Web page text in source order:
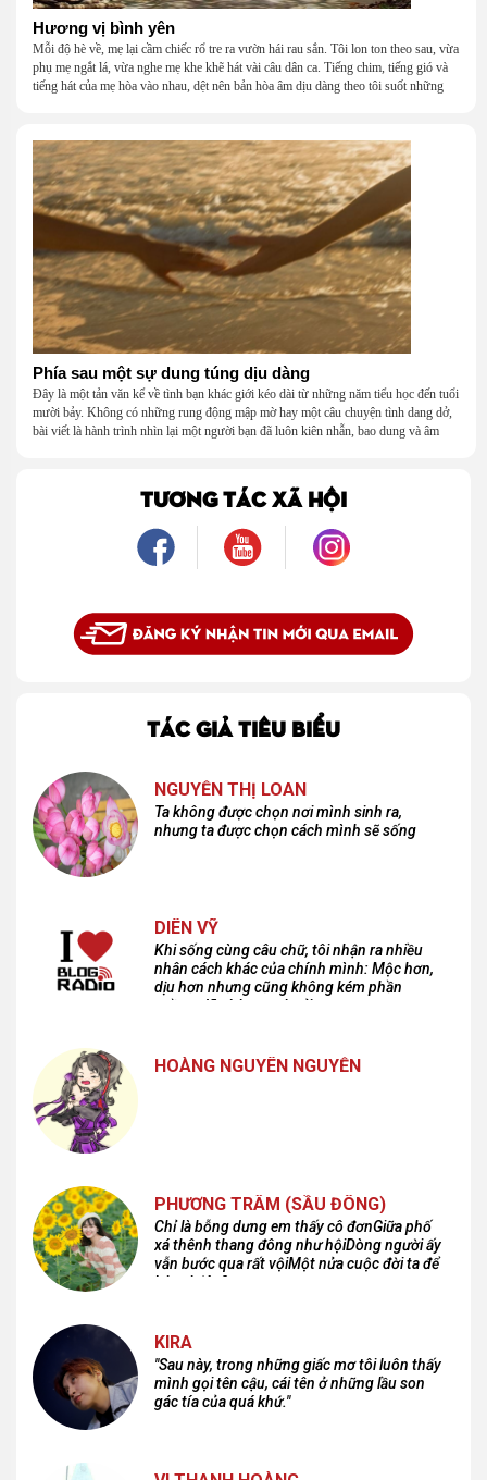
Hương vị bình yên
Mỗi độ hè về, mẹ lại cầm chiếc rổ tre ra vườn hái rau sắn. Tôi lon ton theo sau, vừa
phụ mẹ ngắt lá, vừa nghe mẹ khe khẽ hát vài câu dân ca. Tiếng chim, tiếng gió và
tiếng hát của mẹ hòa vào nhau, dệt nên bản hòa âm dịu dàng theo tôi suốt những
Phía sau một sự dung túng dịu dàng
Đây là một tản văn kể về tình bạn khác giới kéo dài từ những năm tiểu học đến tuổi
mười bảy. Không có những rung động mập mờ hay một câu chuyện tình dang dở,
bài viết là hành trình nhìn lại một người bạn đã luôn kiên nhẫn, bao dung và âm
là một mối tình, mà là một người luôn cho tôi quyền được là chính mình.
TƯƠNG TÁC XÃ HỘI
TÁC GIẢ TIÊU BIỂU
NGUYỄN THỊ LOAN
Ta không được chọn nơi mình sinh ra,
nhưng ta được chọn cách mình sẽ sống
DIÊN VỸ
Khi sống cùng câu chữ, tôi nhận ra nhiều
nhân cách khác của chính mình: Mộc hơn,
dịu hơn nhưng cũng không kém phần
cuồng dã và hoang hoải...
HOÀNG NGUYÊN NGUYỄN
PHƯƠNG TRÂM (SẦU ĐÔNG)
Chỉ là bỗng dưng em thấy cô đơnGiữa phố
xá thênh thang đông như hộiDòng người ấy
vẫn bước qua rất vộiMột nửa cuộc đời ta để
lại nơi đâu?
KIRA
"Sau này, trong những giấc mơ tôi luôn thấy
mình gọi tên cậu, cái tên ở những lầu son
gác tía của quá khứ."